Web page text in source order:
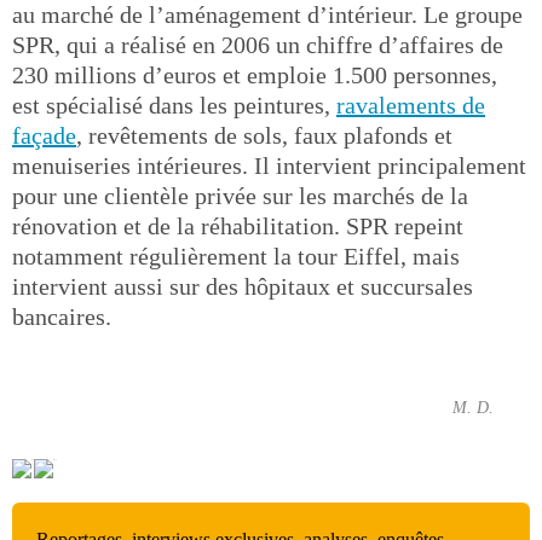
au marché de l’aménagement d’intérieur. Le groupe
SPR, qui a réalisé en 2006 un chiffre d’affaires de
230 millions d’euros et emploie 1.500 personnes,
est spécialisé dans les peintures, ravalements de
façade, revêtements de sols, faux plafonds et
menuiseries intérieures. Il intervient principalement
pour une clientèle privée sur les marchés de la
rénovation et de la réhabilitation. SPR repeint
notamment régulièrement la tour Eiffel, mais
intervient aussi sur des hôpitaux et succursales
bancaires.
M. D.